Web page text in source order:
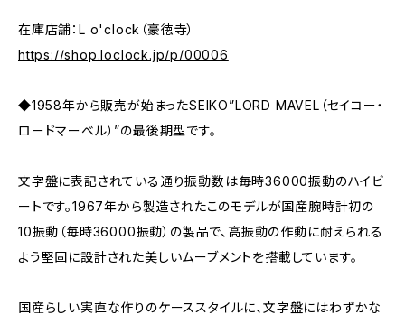
在庫店舗：L o'clock（豪徳寺）
https://shop.loclock.jp/p/00006
◆1958年から販売が始まったSEIKO”LORD MAVEL（セイコー・
ロードマーベル）”の最後期型です。
文字盤に表記されている通り振動数は毎時36000振動のハイビ
ートです。1967年から製造されたこのモデルが国産腕時計初の
10振動（毎時36000振動）の製品で、高振動の作動に耐えられる
よう堅固に設計された美しいムーブメントを搭載しています。
国産らしい実直な作りのケーススタイルに、文字盤にはわずかな